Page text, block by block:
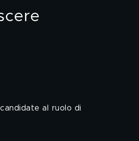
Il provino di Emma Del
un figlio al ruolo di